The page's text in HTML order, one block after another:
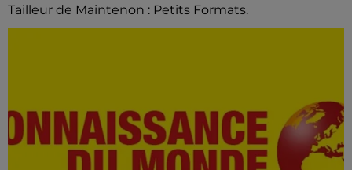
Tailleur de Maintenon : Petits Formats.